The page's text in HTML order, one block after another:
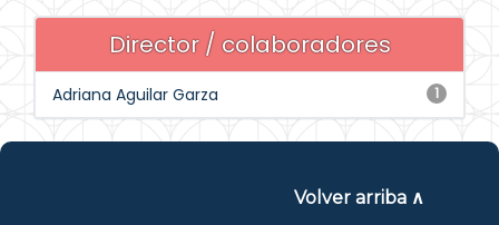
Director / colaboradores
1
Adriana Aguilar Garza
Volver arriba ∧